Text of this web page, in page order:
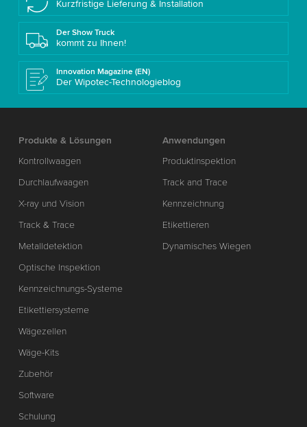
Kurzfristige Lieferung & Installation
Der Show Truck
kommt zu Ihnen!
Innovation Magazine (EN)
Der Wipotec-Technologieblog
Produkte & Lösungen
Kontrollwaagen
Durchlaufwaagen
X-ray und Vision
Track & Trace
Metalldetektion
Optische Inspektion
Kennzeichnungs-Systeme
Etikettiersysteme
Wägezellen
Wäge-Kits
Zubehör
Software
Schulung
Anwendungen
Produktinspektion
Track and Trace
Kennzeichnung
Etikettieren
Dynamisches Wiegen